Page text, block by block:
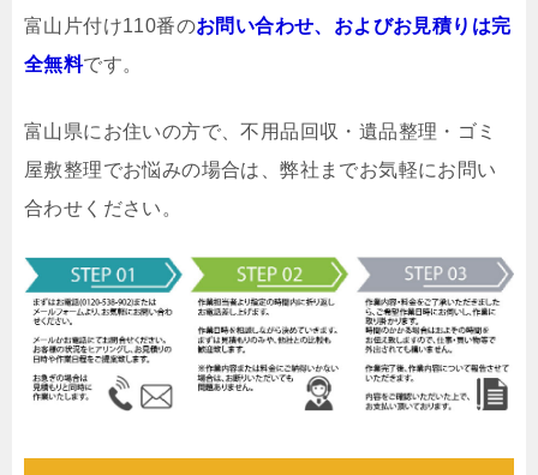
富山片付け110番のお問い合わせ、およびお見積りは完
全無料です。
富山県にお住いの方で、不用品回収・遺品整理・ゴミ
屋敷整理でお悩みの場合は、弊社までお気軽にお問い
合わせください。